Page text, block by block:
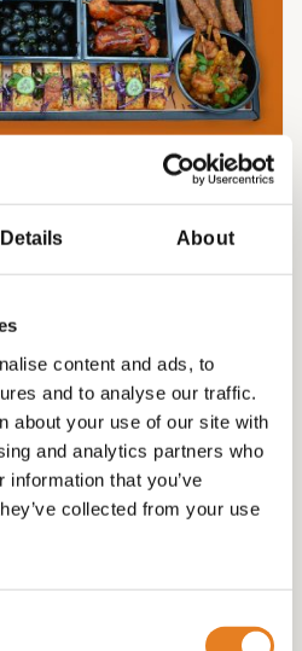
Details About
content and ads, to
and to analyse our traffic.
about your use of our site with
and analytics partners who
that you’ve
collected from your use
64,00 “veelzijdig”